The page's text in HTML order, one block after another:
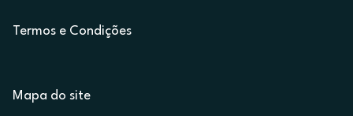
Termos e Condições
Mapa do site